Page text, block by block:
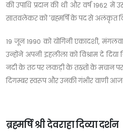
की उपाधि प्रदान की थी और वर्ष 1962 में
सातवलेकर को 'ब्रह्मर्षि के पद से अलंकृत
19 जून 1990 को योगिनी एकादशी,
उन्होंने अपनी इहलीला को विश्राम दे
नदी के तट पर लकड़ी के तख्तों के मचान
दिगम्बर स्वरूप और उनकी गंभीर वाणी
ब्रह्मर्षि श्री देवराहा दिव्या दर्शन